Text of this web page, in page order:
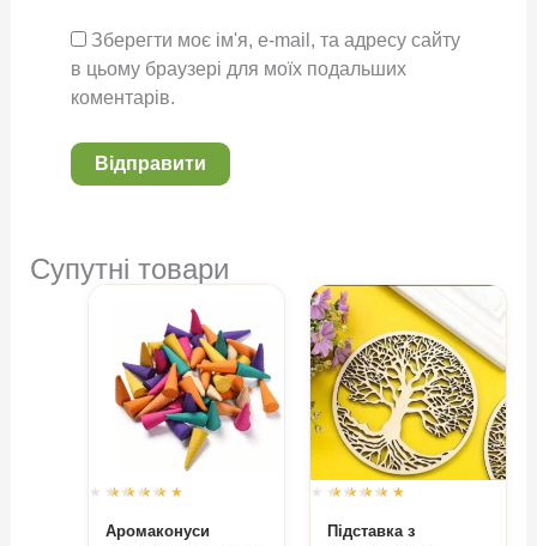
Зберегти моє ім'я, e-mail, та адресу сайту
в цьому браузері для моїх подальших
коментарів.
Супутні товари
Аромаконуси
Підставка з